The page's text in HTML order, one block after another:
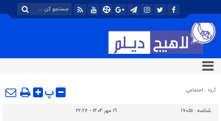
گروه : اجتماعی پ
شناسه : ۱۷۰۵۱
۱۹ مهر ۱۴۰۴ - ۲۲:۲۶